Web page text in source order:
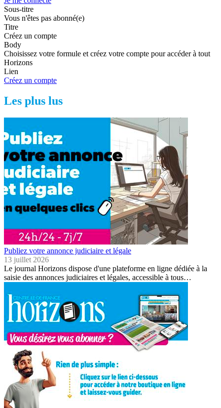
Sous-titre
Vous n'êtes pas abonné(e)
Titre
Créez un compte
Body
Choisissez votre formule et créez votre compte pour accéder à tout
Horizons
Lien
Créez un compte
Les plus lus
Publiez votre annonce judiciaire et légale
13 juillet 2026
Le journal Horizons dispose d'une plateforme en ligne dédiée à la
saisie des annonces judiciaires et légales, accessible à tous…